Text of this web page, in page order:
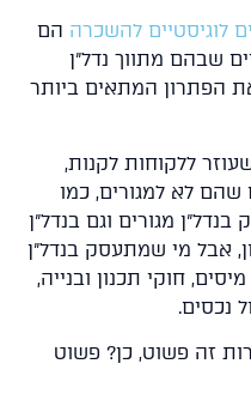
להשכרההם
מתווך נדל"ן
המתאים ביותר
ללקוחות לקנות,
לא למגורים, כמו
מגורים וגם בנדל"ן
מי שמתעסק בנדל"ן
תכנון ובנייה,
פשוט, כן? פשוט